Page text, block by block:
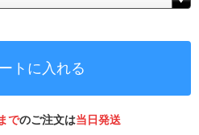
トに入れる
でのご注文は当日発送